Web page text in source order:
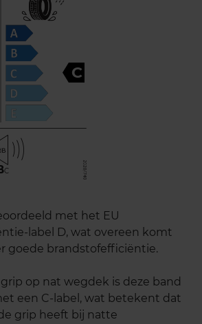
C
C
met het EU
label D, wat overeen komt
goede brandstofefficiëntie.
op nat wegdek is deze band
een C-label, wat betekent dat
grip heeft bij natte